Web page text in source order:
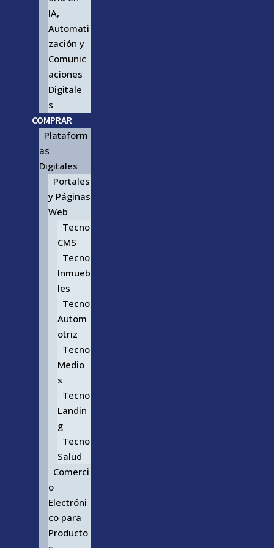
IA,
Automati
zación y
Comunic
aciones
Digitale
s
COMPRAR
Plataform
as
Digitales
Portales
y Páginas
Web
Tecno
CMS
Tecno
Inmueb
les
Tecno
Autom
otriz
Tecno
Medio
s
Tecno
Landin
g
Tecno
Salud
Comerci
o
Electróni
co para
Producto